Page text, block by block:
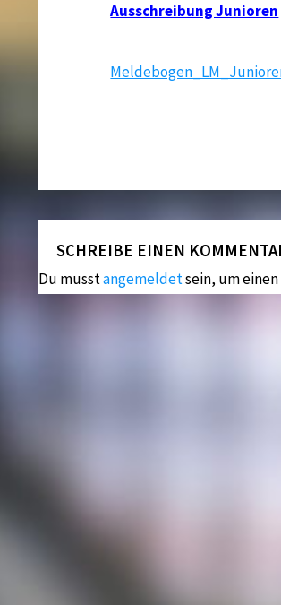
Ausschreibung Junioren
SCHREIBE EINEN
Du musstangemeldetsein, um